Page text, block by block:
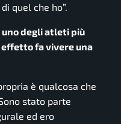
quel che ho”.
uno degli atleti più
fa vivere una
è qualcosa che
stato parte
ed ero